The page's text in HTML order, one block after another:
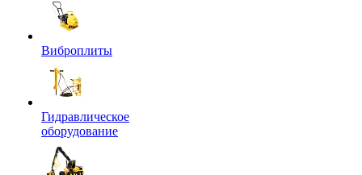
Виброплиты
Гидравлическое
оборудование